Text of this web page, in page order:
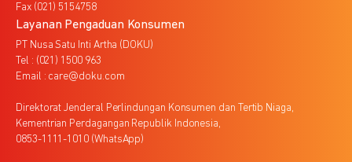
Fax (021) 5154758
Layanan Pengaduan Konsumen
PT Nusa Satu Inti Artha (DOKU)
Tel : (021) 1500 963
Email : care@doku.com
Direktorat Jenderal Perlindungan Konsumen dan Tertib Niaga,
Kementrian Perdagangan Republik Indonesia,
0853-1111-1010 (WhatsApp)